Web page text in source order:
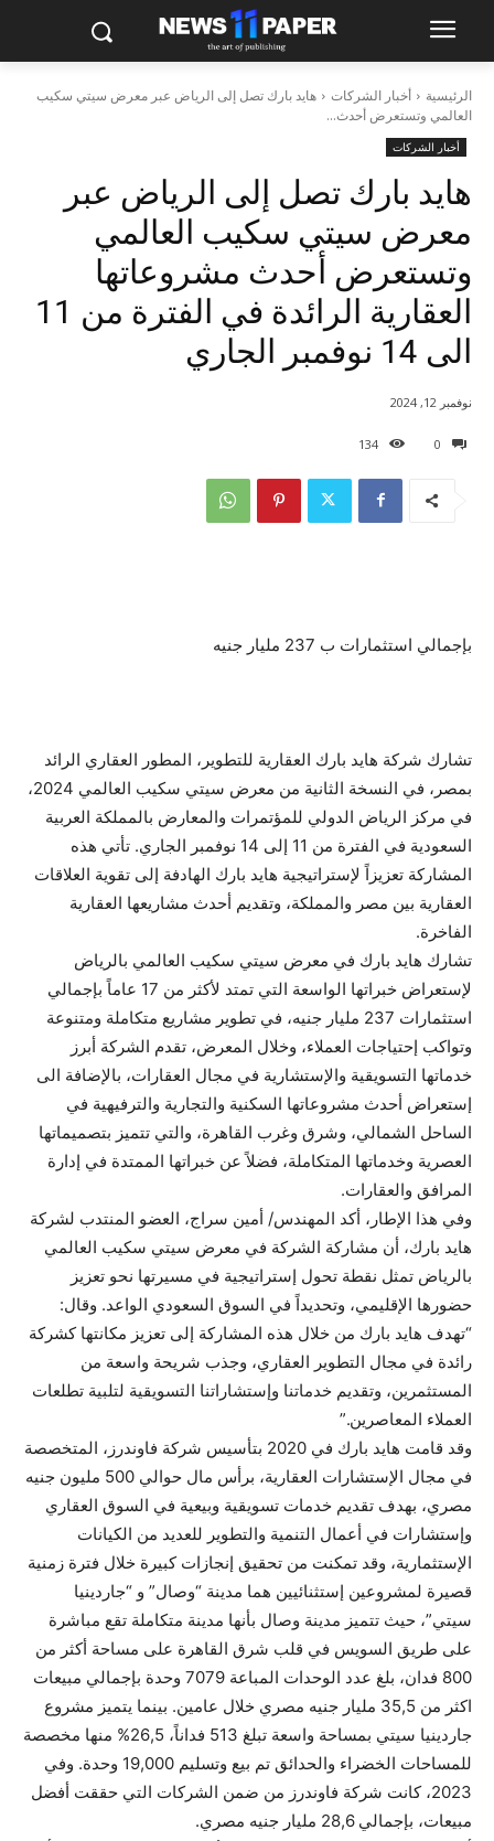
الرئيسية أخبار الشركات
هايد بارك تصل إلى الرياض عبر معرض سيتي سكيب
العالمي وتستعرض أحدث...
أخبار الشركات
هايد بارك تصل إلى الرياض عبر
معرض سيتي سكيب العالمي
وتستعرض أحدث مشروعاتها
العقارية الرائدة في الفترة من 11
الى 14 نوفمبر الجاري
0
134
نوفمبر 12, 2024
بإجمالي استثمارات ب 237 مليار جنيه
تشارك شركة هايد بارك العقارية للتطوير، المطور العقاري الرائد
بمصر، في النسخة الثانية من معرض سيتي سكيب العالمي 2024،
في مركز الرياض الدولي للمؤتمرات والمعارض بالمملكة العربية
السعودية في الفترة من 11 إلى 14 نوفمبر الجاري. تأتي هذه
المشاركة تعزيزاً لإستراتيجية هايد بارك الهادفة إلى تقوية العلاقات
العقارية بين مصر والمملكة، وتقديم أحدث مشاريعها العقارية
الفاخرة.
تشارك هايد بارك في معرض سيتي سكيب العالمي بالرياض
لإستعراض خبراتها الواسعة التي تمتد لأكثر من 17 عاماً بإجمالي
استثمارات 237 مليار جنيه، في تطوير مشاريع متكاملة ومتنوعة
وتواكب إحتياجات العملاء، وخلال المعرض، تقدم الشركة أبرز
خدماتها التسويقية والإستشارية في مجال العقارات، بالإضافة الى
إستعراض أحدث مشروعاتها السكنية والتجارية والترفيهية في
الساحل الشمالي، وشرق وغرب القاهرة، والتي تتميز بتصميماتها
العصرية وخدماتها المتكاملة، فضلاً عن خبراتها الممتدة في إدارة
المرافق والعقارات.
وفي هذا الإطار، أكد المهندس/ أمين سراج، العضو المنتدب لشركة
هايد بارك، أن مشاركة الشركة في معرض سيتي سكيب العالمي
بالرياض تمثل نقطة تحول إستراتيجية في مسيرتها نحو تعزيز
حضورها الإقليمي، وتحديداً في السوق السعودي الواعد. وقال:
“تهدف هايد بارك من خلال هذه المشاركة إلى تعزيز مكانتها كشركة
رائدة في مجال التطوير العقاري، وجذب شريحة واسعة من
المستثمرين، وتقديم خدماتنا وإستشاراتنا التسويقية لتلبية تطلعات
العملاء المعاصرين.”
وقد قامت هايد بارك في 2020 بتأسيس شركة فاوندرز، المتخصصة
في مجال الإستشارات العقارية، برأس مال حوالي 500 مليون جنيه
مصري، بهدف تقديم خدمات تسويقية وبيعية في السوق العقاري
وإستشارات في أعمال التنمية والتطوير للعديد من الكيانات
الإستثمارية، وقد تمكنت من تحقيق إنجازات كبيرة خلال فترة زمنية
قصيرة لمشروعين إستثنائيين هما مدينة “وصال” و “جاردينيا
سيتي”، حيث تتميز مدينة وصال بأنها مدينة متكاملة تقع مباشرة
على طريق السويس في قلب شرق القاهرة على مساحة أكثر من
800 فدان، بلغ عدد الوحدات المباعة 7079 وحدة بإجمالي مبيعات
اكثر من 35,5 مليار جنيه مصري خلال عامين. بينما يتميز مشروع
جاردينيا سيتي بمساحة واسعة تبلغ 513 فداناً، 26,5% منها مخصصة
للمساحات الخضراء والحدائق تم بيع وتسليم 19,000 وحدة. وفي
2023، كانت شركة فاوندرز من ضمن الشركات التي حققت أفضل
مبيعات، بإجمالي 28,6 مليار جنيه مصري.